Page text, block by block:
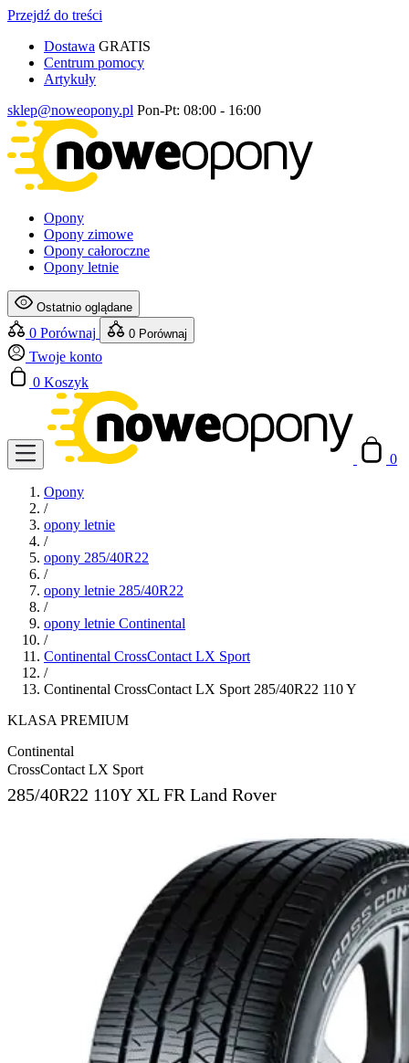
Przejdź do treści
Dostawa GRATIS
Centrum pomocy
Artykuły
sklep@noweopony.pl Pon-Pt: 08:00 - 16:00
Opony
Opony zimowe
Opony całoroczne
Opony letnie
Ostatnio oglądane
0 Porównaj 0 Porównaj
Twoje konto
0 Koszyk
0
Opony
/
opony letnie
/
opony 285/40R22
/
opony letnie 285/40R22
/
opony letnie Continental
/
Continental CrossContact LX Sport
/
Continental CrossContact LX Sport 285/40R22 110 Y
KLASA PREMIUM
Continental
CrossContact LX Sport
285/40R22 110Y XL FR Land Rover